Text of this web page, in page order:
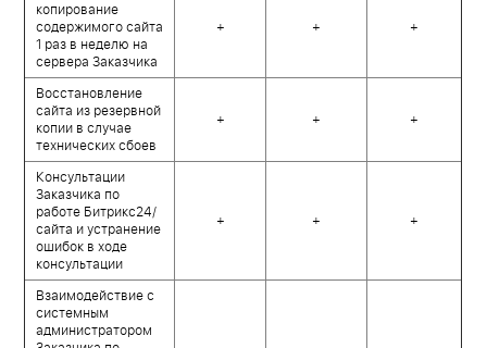
копирование
содержимого сайта
1 раз в неделю на
сервера Заказчика
+ + +
Восстановление
сайта из резервной
копии в случае
технических сбоев
+ + +
Консультации
Заказчика по
работе Битрикс24/
сайта и устранение
ошибок в ходе
консультации
+ + +
Взаимодействие с
системным
администратором